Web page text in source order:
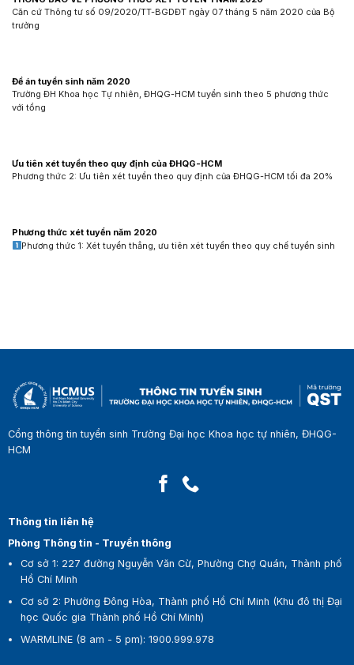
Căn cứ Thông tư số 09/2020/TT-BGDĐT ngày 07 tháng 5 năm 2020 của Bộ
trưởng
Đề án tuyển sinh năm 2020
Trường ĐH Khoa học Tự nhiên, ĐHQG-HCM tuyển sinh theo 5 phương thức
với tổng
Ưu tiên xét tuyển theo quy định của ĐHQG-HCM
Phương thức 2: Ưu tiên xét tuyển theo quy định của ĐHQG-HCM tối đa 20%
Phương thức xét tuyển năm 2020
Phương thức 1: Xét tuyển thẳng, ưu tiên xét tuyển theo quy chế tuyển sinh
Cổng thông tin tuyển sinh Trường Đại học Khoa học tự nhiên, ĐHQG-
HCM
Thông tin liên hệ
Phòng Thông tin - Truyền thông
Cơ sở 1: 227 đường Nguyễn Văn Cừ, Phường Chợ Quán, Thành phố
Hồ Chí Minh
Cơ sở 2: Phường Đông Hòa, Thành phố Hồ Chí Minh (Khu đô thị Đại
học Quốc gia Thành phố Hồ Chí Minh)
WARMLINE (8 am - 5 pm):1900.999.978